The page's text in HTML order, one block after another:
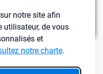
notre site afin
utilisateur, de vous
et
notre charte.
sous le prix du marché mais
pouvez appliquer dans la